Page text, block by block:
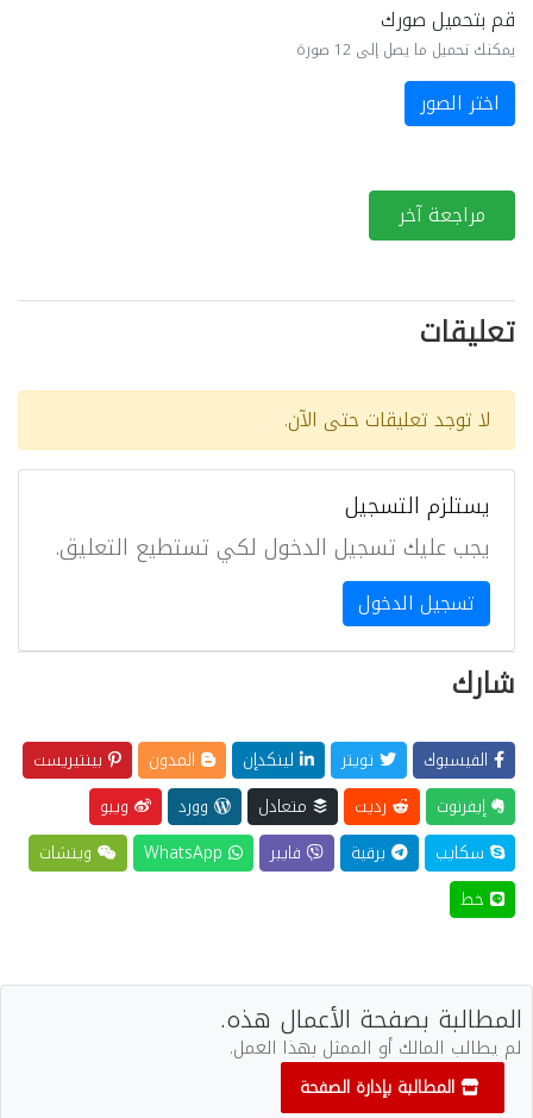
قم بتحميل صورك
يمكنك تحميل ما يصل إلى 12 صورة
اختر الصور
مراجعة آخر
تعليقات
لا توجد تعليقات حتى الآن.
يستلزم التسجيل
يجب عليك تسجيل الدخول لكي تستطيع التعليق.
تسجيل الدخول
شارك
الفيسبوك تويتر لينكدإن المدون
بينتيريست
إيفرنوت
رديت متعادل وورد
ويبو
سكايب
برقية فايبر
ويتشات
خط
المطالبة بصفحة الأعمال هذه.
لم يطالب المالك أو الممثل بهذا العمل.
المطالبة بإدارة الصفحة